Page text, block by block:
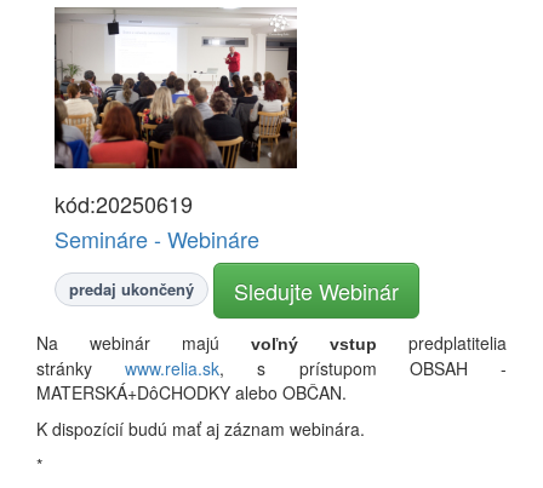
kód:20250619
Semináre - Webináre
predaj ukončený Sledujte Webinár
Na webinár majú voľný vstup
predplatitelia
stránkywww.relia.sk, s prístupom OBSAH -
MATERSKÁ+DôCHODKY alebo OBČAN.
K dispozícií budú mať aj záznam webinára.
*